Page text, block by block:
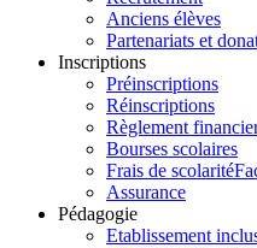
Anciens élèves
Partenariats et
Inscriptions
Préinscriptions
Réinscriptions
Règlement
Bourses scolaires
Frais de scolarité
Assurance
Pédagogie
Etablissement